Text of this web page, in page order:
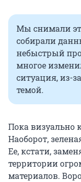
Мы снимали
собирали
небыстрый
многое
ситуация, из-
темой.
Пока визуально
Наоборот,
Ее, кстати,
территории
материалов.